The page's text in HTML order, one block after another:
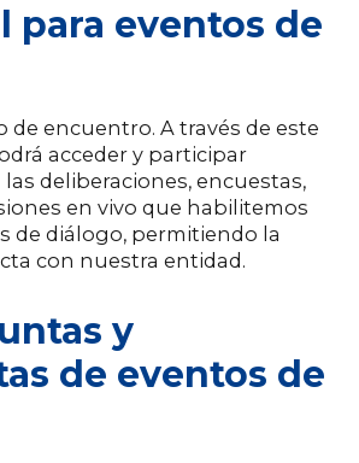
para eventos de
de encuentro. A través de este
acceder y participar
deliberaciones, encuestas,
en vivo que habilitemos
de diálogo, permitiendo la
con nuestra entidad.
y
de eventos de